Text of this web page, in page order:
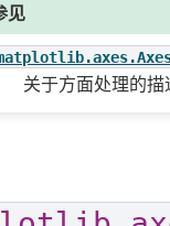
见
关于方面处理的描